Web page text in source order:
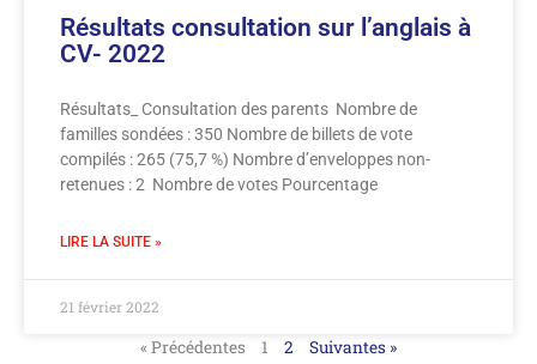
Résultats consultation sur l’anglais à
CV- 2022
Résultats_ Consultation des parents Nombre de
familles sondées : 350 Nombre de billets de vote
compilés : 265 (75,7 %) Nombre d’enveloppes non-
retenues : 2 Nombre de votes Pourcentage
LIRE LA SUITE »
21 février 2022
« Précédentes 1 2 Suivantes »